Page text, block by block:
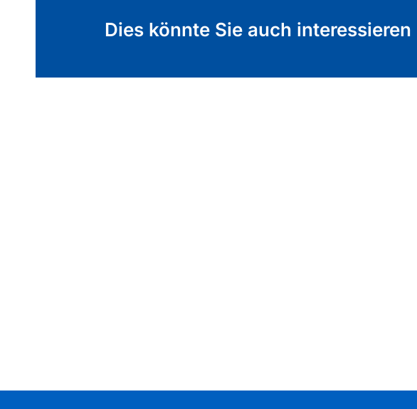
Dies könnte Sie auch interessieren